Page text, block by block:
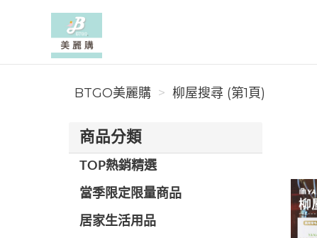
BTGO美麗購
BTGO美麗購 柳屋搜尋 (第1頁)
商品分類
TOP熱銷精選
當季限定限量商品
居家生活用品